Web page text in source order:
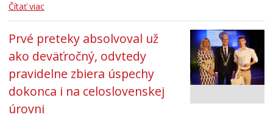
Čítať viac
Prvé preteky absolvoval už
ako deväťročný, odvtedy
pravidelne zbiera úspechy
dokonca i na celoslovenskej
úrovni